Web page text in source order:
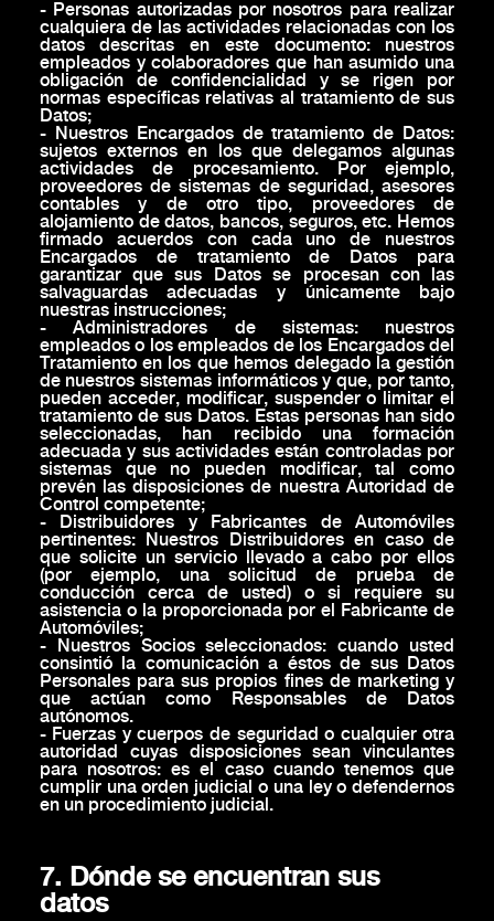
- Personas autorizadas por nosotros para realizar
cualquiera de las actividades relacionadas con los
datos descritas en este documento: nuestros
empleados y colaboradores que han asumido una
obligación de confidencialidad y se rigen por
normas específicas relativas al tratamiento de sus
Datos;
- Nuestros Encargados de tratamiento de Datos:
sujetos externos en los que delegamos algunas
actividades de procesamiento. Por ejemplo,
proveedores de sistemas de seguridad, asesores
contables y de otro tipo, proveedores de
alojamiento de datos, bancos, seguros, etc. Hemos
firmado acuerdos con cada uno de nuestros
Encargados de tratamiento de Datos para
garantizar que sus Datos se procesan con las
salvaguardas adecuadas y únicamente bajo
nuestras instrucciones;
- Administradores de sistemas: nuestros
empleados o los empleados de los Encargados del
Tratamiento en los que hemos delegado la gestión
de nuestros sistemas informáticos y que, por tanto,
pueden acceder, modificar, suspender o limitar el
tratamiento de sus Datos. Estas personas han sido
seleccionadas, han recibido una formación
adecuada y sus actividades están controladas por
sistemas que no pueden modificar, tal como
prevén las disposiciones de nuestra Autoridad de
Control competente;
- Distribuidores y Fabricantes de Automóviles
pertinentes: Nuestros Distribuidores en caso de
que solicite un servicio llevado a cabo por ellos
(por ejemplo, una solicitud de prueba de
conducción cerca de usted) o si requiere su
asistencia o la proporcionada por el Fabricante de
Automóviles;
- Nuestros Socios seleccionados: cuando usted
consintió la comunicación a éstos de sus Datos
Personales para sus propios fines de marketing y
que actúan como Responsables de Datos
autónomos.
- Fuerzas y cuerpos de seguridad o cualquier otra
autoridad cuyas disposiciones sean vinculantes
para nosotros: es el caso cuando tenemos que
cumplir una orden judicial o una ley o defendernos
en un procedimiento judicial.
7. Dónde se encuentran sus
datos